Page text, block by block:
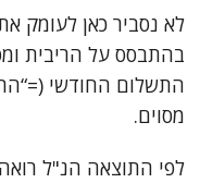
בהתבסס על הריבית
התשלום החודשי
מסוים.
לפי התוצאה הנ"ל